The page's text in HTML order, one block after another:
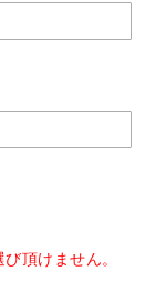
頂けません。